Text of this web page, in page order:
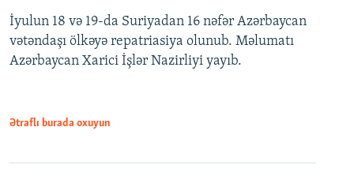
İyulun 18 və 19-da Suriyadan 16 nəfər Azərbaycan
vətəndaşı ölkəyə repatriasiya olunub. Məlumatı
Azərbaycan Xarici İşlər Nazirliyi yayıb.
Ətraflı burada oxuyun